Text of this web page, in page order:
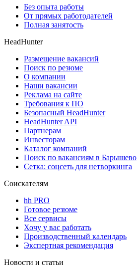
Без опыта работы
От прямых работодателей
Полная занятость
HeadHunter
Размещение вакансий
Поиск по резюме
О компании
Наши вакансии
Реклама на сайте
Требования к ПО
Безопасный HeadHunter
HeadHunter API
Партнерам
Инвесторам
Каталог компаний
Поиск по вакансиям в Барышево
Сетка: соцсеть для нетворкинга
Соискателям
hh PRO
Готовое резюме
Все сервисы
Хочу у вас работать
Производственный календарь
Экспертная рекомендация
Новости и статьи